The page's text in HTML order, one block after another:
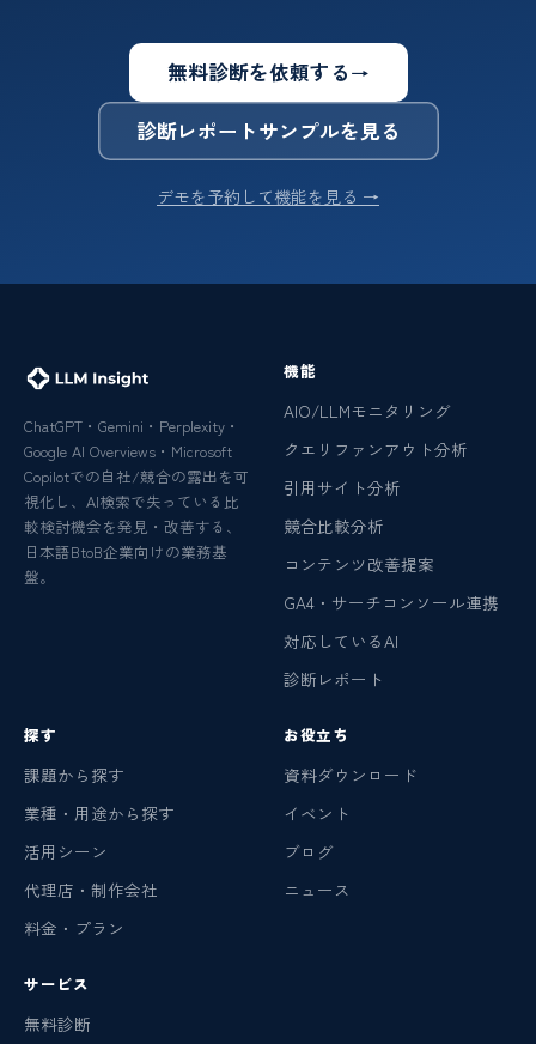
無料診断を依頼する→
診断レポートサンプルを見る
デモを予約して機能を見る →
ChatGPT・Gemini・Perplexity・
Google AI Overviews・Microsoft
Copilotでの自社/競合の露出を可
視化し、AI検索で失っている比
較検討機会を発見・改善する、
日本語BtoB企業向けの業務基
盤。
機能
AIO/LLMモニタリング
クエリファンアウト分析
引用サイト分析
競合比較分析
コンテンツ改善提案
GA4・サーチコンソール連携
対応しているAI
診断レポート
探す
課題から探す
業種・用途から探す
活用シーン
代理店・制作会社
料金・プラン
お役立ち
資料ダウンロード
イベント
ブログ
ニュース
サービス
無料診断